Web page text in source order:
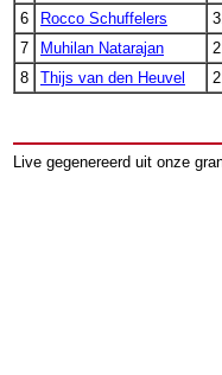
6
Rocco Schuffelers
7
Muhilan Natarajan
8
Thijs van den Heuvel
Live gegenereerd uit onze